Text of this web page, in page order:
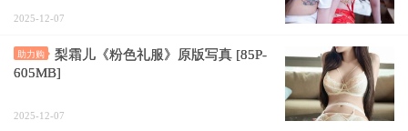
2025-12-07
助力购
梨霜儿《粉色礼服》原版写真 [85P-
605MB]
2025-12-07